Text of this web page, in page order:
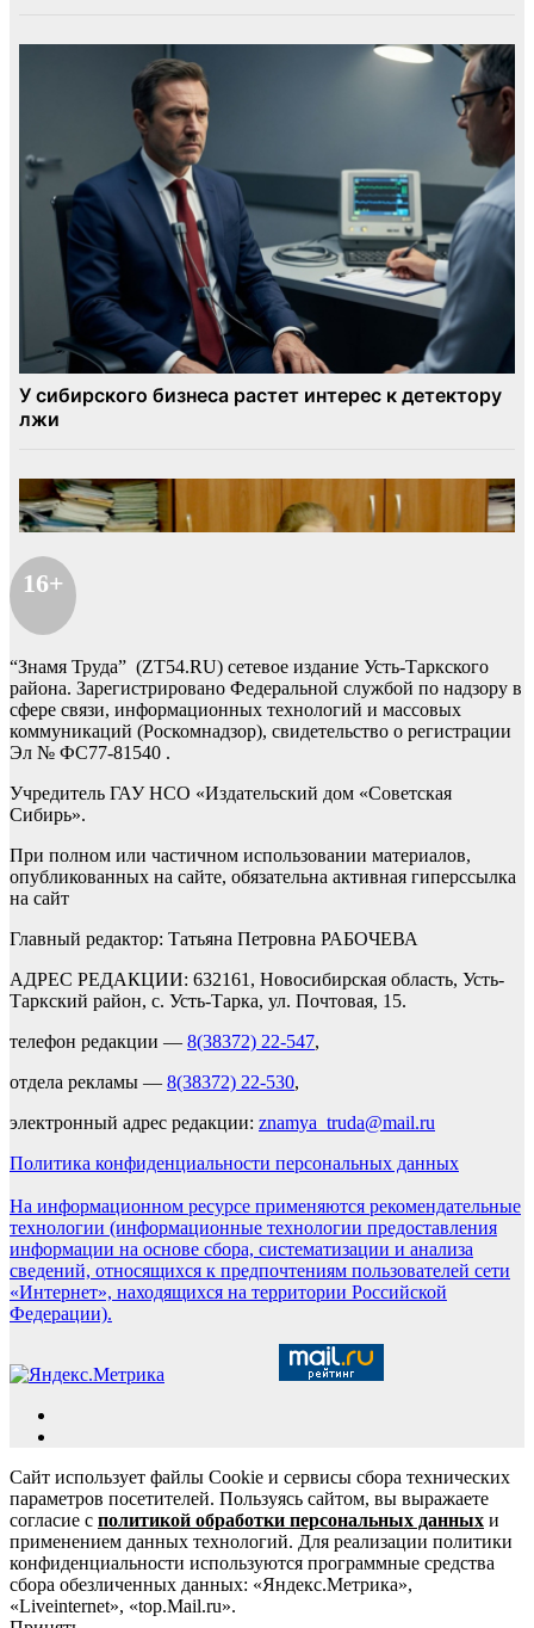
16+
“Знамя Труда” (ZT54.RU) сетевое издание Усть-Таркского
района. Зарегистрировано Федеральной службой по надзору в
сфере связи, информационных технологий и массовых
коммуникаций (Роскомнадзор), свидетельство о регистрации
Эл № ФС77-81540 .
Учредитель ГАУ НСО «Издательский дом «Советская
Сибирь».
При полном или частичном использовании материалов,
опубликованных на сайте, обязательна активная гиперссылка
на сайт
Главный редактор: Татьяна Петровна РАБОЧЕВА
АДРЕС РЕДАКЦИИ: 632161, Новосибирская область, Усть-
Таркский район, с. Усть-Тарка, ул. Почтовая, 15.
телефон редакции — 8(38372) 22-547,
отдела рекламы — 8(38372) 22-530,
электронный адрес редакции: znamya_truda@mail.ru
Политика конфиденциальности персональных данных
На информационном ресурсе применяются рекомендательные
технологии (информационные технологии предоставления
информации на основе сбора, систематизации и анализа
сведений, относящихся к предпочтениям пользователей сети
«Интернет», находящихся на территории Российской
Федерации).
Сайт использует файлы Cookie и сервисы сбора технических
параметров посетителей. Пользуясь сайтом, вы выражаете
согласие с политикой обработки персональных данных и
применением данных технологий. Для реализации политики
конфиденциальности используются программные средства
сбора обезличенных данных: «Яндекс.Метрика»,
«Liveinternet», «top.Mail.ru».